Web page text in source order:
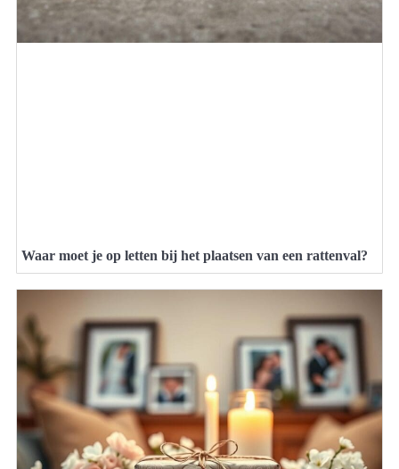
Waar moet je op letten bij het plaatsen van een rattenval?